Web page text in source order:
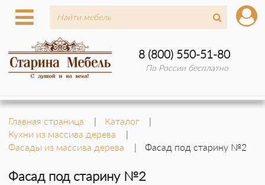
8 (800) 550-51-80
По России бесплатно
Главная страница
Каталог
Кухни из массива дерева
Фасады из массива дерева
Фасад под старину №2
Фасад под старину №2